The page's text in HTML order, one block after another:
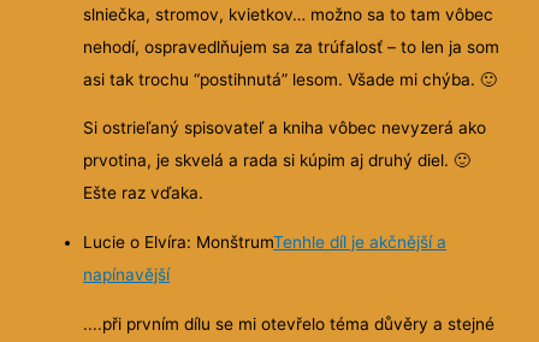
slniečka, stromov, kvietkov… možno sa to tam vôbec
nehodí, ospravedlňujem sa za trúfalosť – to len ja som
asi tak trochu “postihnutá” lesom. Všade mi chýba.🙂
Si ostrieľaný spisovateľ a kniha vôbec nevyzerá ako
prvotina, je skvelá a rada si kúpim aj druhý diel.🙂
Ešte raz vďaka.
Lucie o Elvíra: MonštrumTenhle díl je akčnější a
napínavější
....při prvním dílu se mi otevřelo téma důvěry a stejné